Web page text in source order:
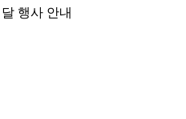
행사 안내